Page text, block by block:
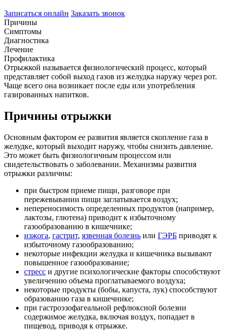
Записаться онлайн Заказать звонок
Причины
Симптомы
Диагностика
Лечение
Профилактика
Отрыжкой называется физиологический процесс, который
представляет собой выход газов из желудка наружу через рот.
Чаще всего она возникает после еды или употребления
газированных напитков.
Причины отрыжки
Основным фактором ее развития является скопление газа в
желудке, который выходит наружу, чтобы снизить давление.
Это может быть физиологичным процессом или
свидетельствовать о заболевании. Механизмы развития
отрыжки различны:
при быстром приеме пищи, разговоре при
пережевывании пищи заглатывается воздух;
непереносимость определенных продуктов (например,
лактозы, глютена) приводит к избыточному
газообразованию в кишечнике;
изжога, гастрит, язвенная болезнь или ГЭРБ приводят к
избыточному газообразованию;
некоторые инфекции желудка и кишечника вызывают
повышенное газообразование;
стресс и другие психологические факторы способствуют
увеличению объема проглатываемого воздуха;
некоторые продукты (бобы, капуста, лук) способствуют
образованию газа в кишечнике;
при гастроэзофагеальной рефлюксной болезни
содержимое желудка, включая воздух, попадает в
пищевод, приводя к отрыжке.